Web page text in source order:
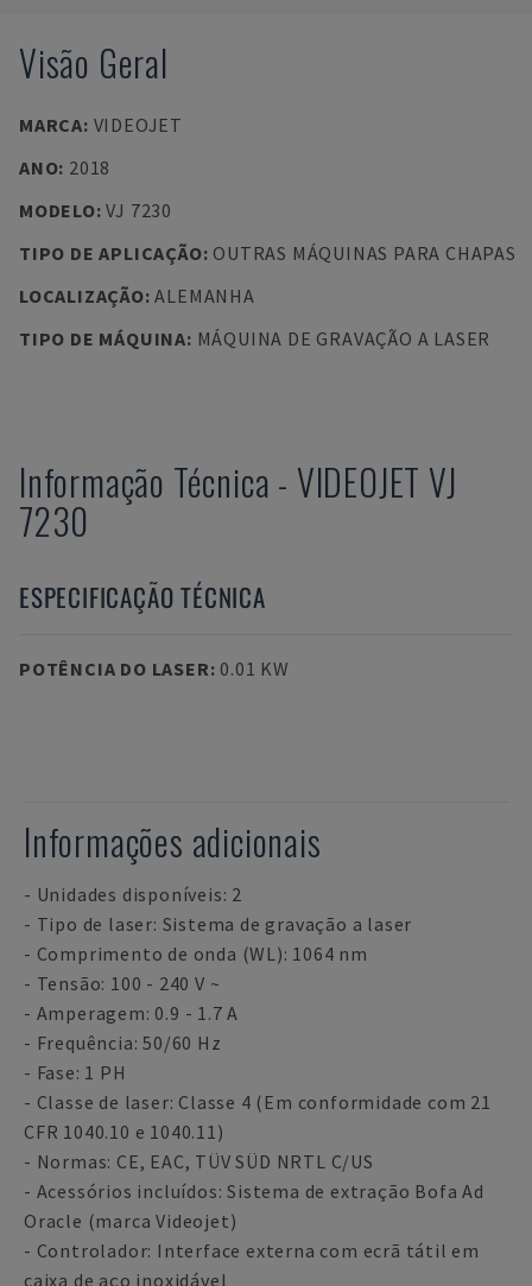
Visão Geral
MARCA: VIDEOJET
ANO: 2018
MODELO:VJ 7230
TIPO DE APLICAÇÃO: OUTRAS MÁQUINAS PARA CHAPAS
LOCALIZAÇÃO:ALEMANHA
TIPO DE MÁQUINA: MÁQUINA DE GRAVAÇÃO A LASER
Informação Técnica - VIDEOJET VJ
7230
ESPECIFICAÇÃO TÉCNICA
POTÊNCIA DO LASER: 0.01 KW
Informações adicionais
- Unidades disponíveis: 2
- Tipo de laser: Sistema de gravação a laser
- Comprimento de onda (WL): 1064 nm
- Tensão: 100 - 240 V ~
- Amperagem: 0.9 - 1.7 A
- Frequência: 50/60 Hz
- Fase: 1 PH
- Classe de laser: Classe 4 (Em conformidade com 21
CFR 1040.10 e 1040.11)
- Normas: CE, EAC, TÜV SÜD NRTL C/US
- Acessórios incluídos: Sistema de extração Bofa Ad
Oracle (marca Videojet)
- Controlador: Interface externa com ecrã tátil em
caixa de aço inoxidável